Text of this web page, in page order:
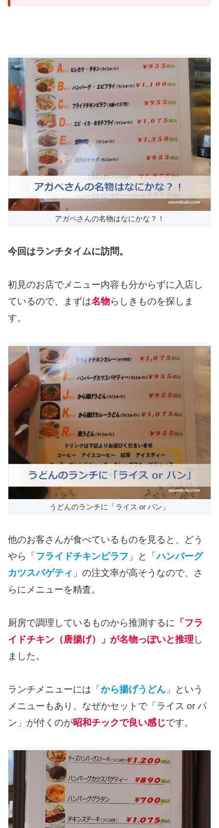
アガペさんの名物はなにかな？！
今回はランチタイムに訪問。
初見のお店でメニュー内容も分からずに入店し
ているので、まずは名物らしきものを探しま
す。
うどんのランチに「ライス or パン」
他のお客さんが食べているものを見ると、どう
やら「フライドチキンピラフ 」と「ハンバーグ
カツスパゲティ 」の注文率が高そうなので、さ
らにメニューを精査。
厨房で調理しているものから推測するに 「フラ
イドチキン（唐揚げ）」が名物っぽいと推理 し
ました。
ランチメニューには「 から揚げうどん 」という
メニューもあり、なぜかセットで「ライス or パ
ン」が付くのが昭和チックで良い感じです。